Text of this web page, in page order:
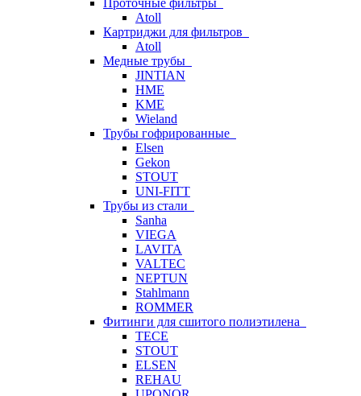
Проточные фильтры
Atoll
Картриджи для фильтров
Atoll
Медные трубы
JINTIAN
HME
KME
Wieland
Трубы гофрированные
Elsen
Gekon
STOUT
UNI-FITT
Трубы из стали
Sanha
VIEGA
LAVITA
VALTEC
NEPTUN
Stahlmann
ROMMER
Фитинги для сшитого полиэтилена
TECE
STOUT
ELSEN
REHAU